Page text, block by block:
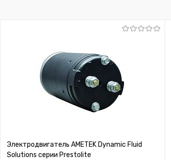
Электродвигатель AMETEK Dynamic Fluid
Solutions серии Prestolite